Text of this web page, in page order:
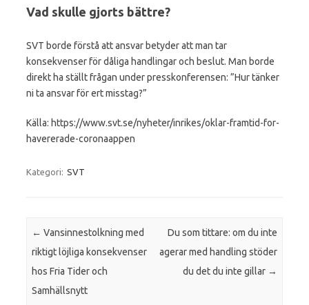
Vad skulle gjorts bättre?
SVT borde förstå att ansvar betyder att man tar
konsekvenser för dåliga handlingar och beslut. Man borde
direkt ha ställt frågan under presskonferensen: ”Hur tänker
ni ta ansvar för ert misstag?”
Källa: https://www.svt.se/nyheter/inrikes/oklar-framtid-for-
havererade-coronaappen
Kategori: SVT
Inläggsnavigering
← Vansinnestolkning med
riktigt löjliga konsekvenser
hos Fria Tider och
Samhällsnytt
Du som tittare: om du inte
agerar med handling stöder
du det du inte gillar →